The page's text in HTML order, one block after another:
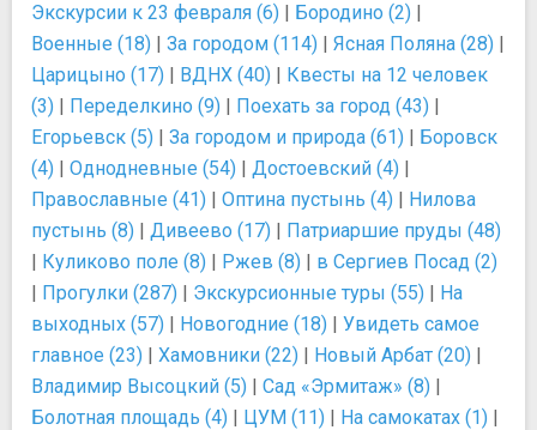
Экскурсии к 23 февраля (6) | Бородино (2) |
Военные (18) | За городом (114) | Ясная Поляна (28) |
Царицыно (17) | ВДНХ (40) | Квесты на 12 человек
(3) | Переделкино (9) | Поехать за город (43) |
Егорьевск (5) | За городом и природа (61) | Боровск
(4) | Однодневные (54) | Достоевский (4) |
Православные (41) | Оптина пустынь (4) | Нилова
пустынь (8) | Дивеево (17) | Патриаршие пруды (48)
| Куликово поле (8) | Ржев (8) | в Сергиев Посад (2)
| Прогулки (287) | Экскурсионные туры (55) | На
выходных (57) | Новогодние (18) | Увидеть самое
главное (23) | Хамовники (22) | Новый Арбат (20) |
Владимир Высоцкий (5) | Сад «Эрмитаж» (8) |
Болотная площадь (4) | ЦУМ (11) | На самокатах (1) |